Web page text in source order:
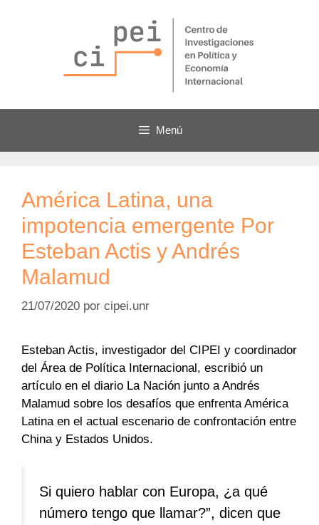
Menú
América Latina, una
impotencia emergente Por
Esteban Actis y Andrés
Malamud
21/07/2020 por cipei.unr
Esteban Actis, investigador del CIPEI y coordinador
del Área de Política Internacional, escribió un
artículo en el diario La Nación junto a Andrés
Malamud sobre los desafíos que enfrenta América
Latina en el actual escenario de confrontación entre
China y Estados Unidos.
Si quiero hablar con Europa, ¿a qué
número tengo que llamar?”, dicen que